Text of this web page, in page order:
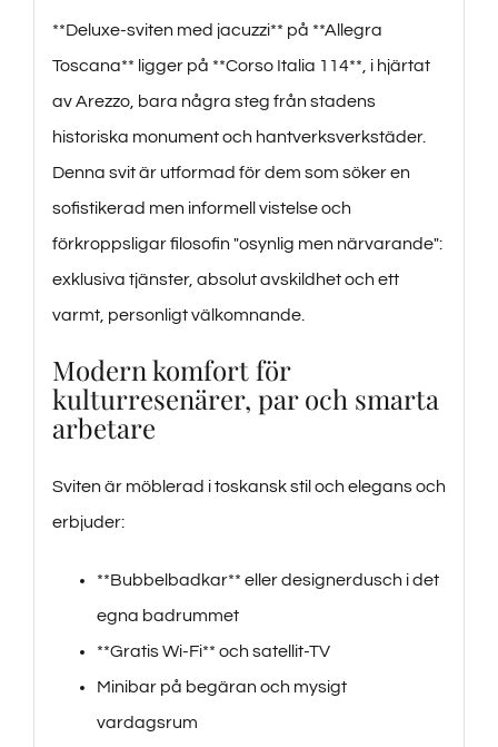
**Deluxe-sviten med jacuzzi** på **Allegra
Toscana** ligger på **Corso Italia 114**, i hjärtat
av Arezzo, bara några steg från stadens
historiska monument och hantverksverkstäder.
Denna svit är utformad för dem som söker en
sofistikerad men informell vistelse och
förkroppsligar filosofin "osynlig men närvarande":
exklusiva tjänster, absolut avskildhet och ett
varmt, personligt välkomnande.
Modern komfort för
kulturresenärer, par och smarta
arbetare
Sviten är möblerad i toskansk stil och elegans och
erbjuder:
**Bubbelbadkar** eller designerdusch i det
egna badrummet
**Gratis Wi-Fi** och satellit-TV
Minibar på begäran och mysigt
vardagsrum